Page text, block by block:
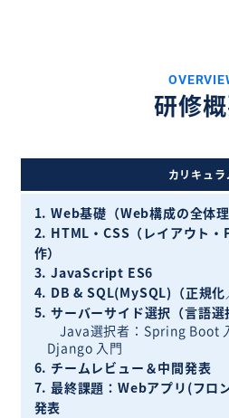
研修
カリキュラ
1. Web基礎（Web構成の全体理
2. HTML・CSS（レイアウト
作）
3. JavaScript ES6
4. DB & SQL(MySQL)（正規化
5. サーバーサイド選択（言語選
Java選択者：Spring Boot
Django 入門
6. チームレビュー＆中間発表
7. 最終課題：Webアプリ(フロ
発表